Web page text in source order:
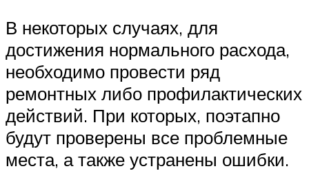
В некоторых случаях, для
достижения нормального расхода,
необходимо провести ряд
ремонтных либо профилактических
действий. При которых, поэтапно
будут проверены все проблемные
места, а также устранены ошибки.